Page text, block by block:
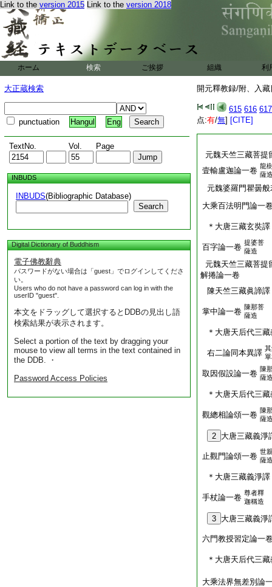
Link to the version 2015 Link to the version 2018
ホーム 検索 ご挨拶 組織 利
大正蔵検索
punctuation Hangul Eng
TextNo. Vol. Page
INBUDS
INBUDS(Bibliographic Database)
Search
Digital Dictionary of Buddhism
電子佛教辭典
パスワードがない場合は「guest」でログインしてくださ
い。
Users who do not have a password can log in with the
userID "guest".
本文をドラッグして選択するとDDBの見出し語
検索結果が表示されます。
Select a portion of the text by dragging your
mouse to view all terms in the text contained in
the DDB. ・
Password Access Policies
開元釋教録/附、入
615 616 617
点:有/無] [CITE]
元魏天竺三藏菩提
壹輸盧迦論一卷 龍
薩
元魏婆羅門瞿曇
大乘百法明門論一
＊大唐三藏玄奘譯
百字論一卷 提婆菩
薩造
元魏天竺三藏菩提
解捲論一卷
陳天竺三藏眞諦譯
掌中論一卷 陳那菩
薩造
＊大唐天后代三藏
右二論同本異譯
取因假設論一卷 陳
薩
＊大唐天后代三藏
觀總相論頌一卷 陳
薩
2 大唐三藏義淨
止觀門論頌一卷 世
薩
＊大唐三藏義淨譯
手杖論一卷 尊者釋
迦稱造
3 大唐三藏義淨
六門教授習定論一
＊大唐天后代三藏
大乘法界無差別論